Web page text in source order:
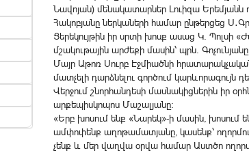
Նավոյան) մենակատարներ Լուիզա
Հակոբյանը ներկաների համար ընթերցեց
Ցերեկույթին իր սրտի խոսք ասաց Կ. Պոլսի
մշակութային արժեքի մասին՝ պրն.
Մայր Աթոռ Սուրբ Էջմիածնի
մատչելի դարձնելու գործում կարևորագույն
Վերջում շնորհանդեսի մասնակիցներին իր
արքեպիսկոպոս Մաշալյանը:
«Երբ խոսում ենք «Նարեկ»-ի մասին, խոսում
ամփոփենք աղոթամատյանը, կասենք՝
չենք և մեր վաղվա օրվա համար Աստծո